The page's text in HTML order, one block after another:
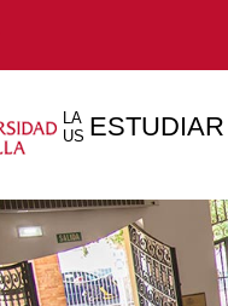
LA
US ESTUDIAR